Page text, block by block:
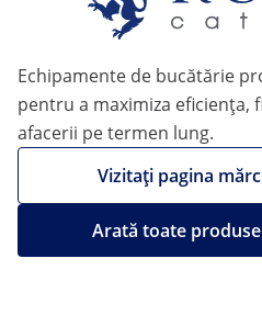
Echipamente de bucătărie
pentru a maximiza eficiența,
afacerii pe termen lung.
Vizitați pagina
Arată toate